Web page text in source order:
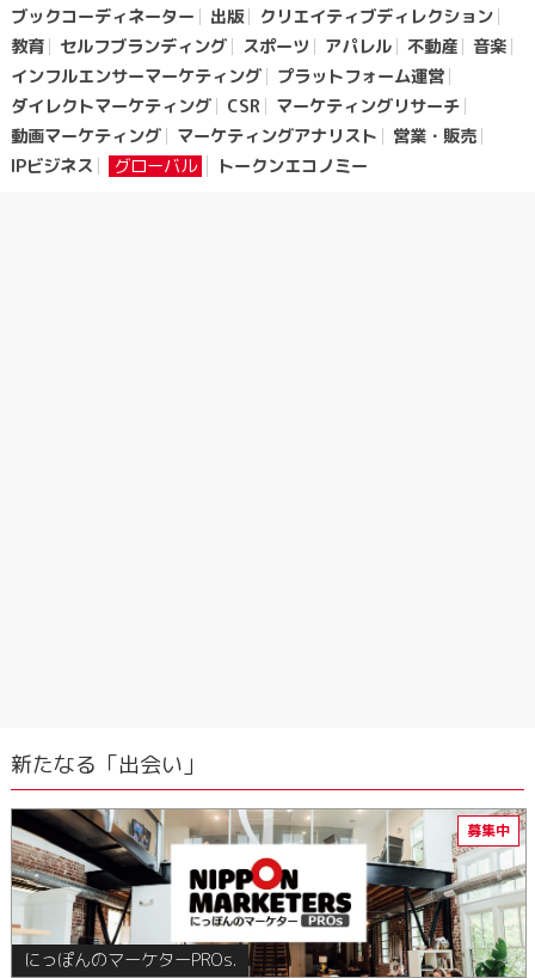
ブックコーディネーター
出版
クリエイティブディレクション
教育
セルフブランディング スポーツ アパレル 不動産
音楽
インフルエンサーマーケティング
プラットフォーム運営
ダイレクトマーケティング
CSR
マーケティングリサーチ
動画マーケティング
マーケティングアナリスト
営業・販売
IPビジネス
グローバル トークンエコノミー
新たなる「出会い」
にっぽんのマーケターPROs.